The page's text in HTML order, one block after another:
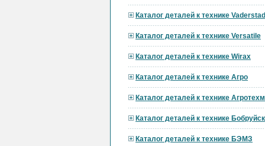
Каталог деталей к технике Vaderstad
Каталог деталей к технике Versatile
Каталог деталей к технике Wirax
Каталог деталей к технике Агро
Каталог деталей к технике
Каталог деталей к технике
Каталог деталей к технике БЭМЗ